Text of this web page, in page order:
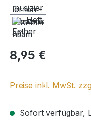
Regulärer Preis:
8,95 €
Preise inkl. MwSt.
Sofort verfügbar,